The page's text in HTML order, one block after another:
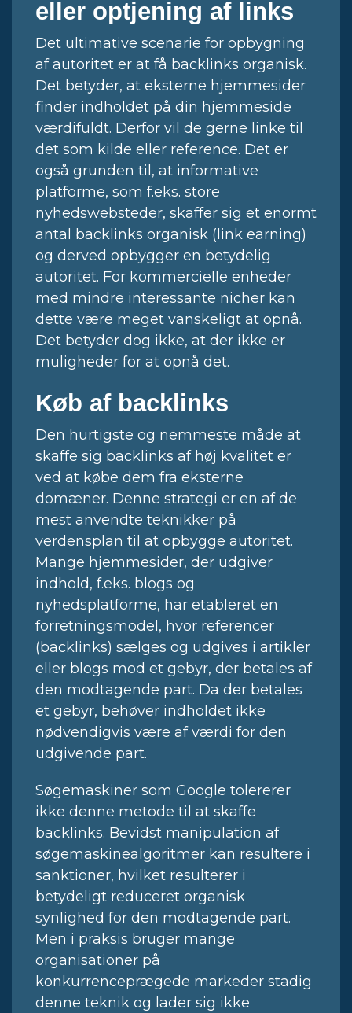
eller optjening af links
Det ultimative scenarie for opbygning
af autoritet er at få backlinks organisk.
Det betyder, at eksterne hjemmesider
finder indholdet på din hjemmeside
værdifuldt. Derfor vil de gerne linke til
det som kilde eller reference. Det er
også grunden til, at informative
platforme, som f.eks. store
nyhedswebsteder, skaffer sig et enormt
antal backlinks organisk (link earning)
og derved opbygger en betydelig
autoritet. For kommercielle enheder
med mindre interessante nicher kan
dette være meget vanskeligt at opnå.
Det betyder dog ikke, at der ikke er
muligheder for at opnå det.
Køb af backlinks
Den hurtigste og nemmeste måde at
skaffe sig backlinks af høj kvalitet er
ved at købe dem fra eksterne
domæner. Denne strategi er en af de
mest anvendte teknikker på
verdensplan til at opbygge autoritet.
Mange hjemmesider, der udgiver
indhold, f.eks. blogs og
nyhedsplatforme, har etableret en
forretningsmodel, hvor referencer
(backlinks) sælges og udgives i artikler
eller blogs mod et gebyr, der betales af
den modtagende part. Da der betales
et gebyr, behøver indholdet ikke
nødvendigvis være af værdi for den
udgivende part.
Søgemaskiner som Google tolererer
ikke denne metode til at skaffe
backlinks. Bevidst manipulation af
søgemaskinealgoritmer kan resultere i
sanktioner, hvilket resulterer i
betydeligt reduceret organisk
synlighed for den modtagende part.
Men i praksis bruger mange
organisationer på
konkurrenceprægede markeder stadig
denne teknik og lader sig ikke